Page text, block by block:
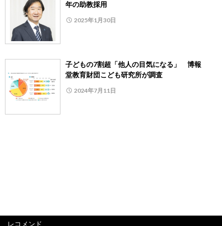
年の助教採用
2025年1月30日
子どもの7割超「他人の目気になる」 博報
堂教育財団こども研究所が調査
2024年7月11日
レコメンド